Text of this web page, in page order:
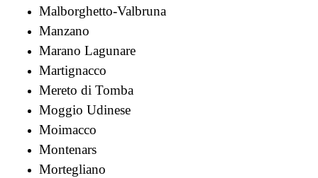
Malborghetto-Valbruna
Manzano
Marano Lagunare
Martignacco
Mereto di Tomba
Moggio Udinese
Moimacco
Montenars
Mortegliano